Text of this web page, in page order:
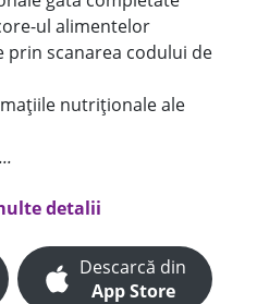
ul alimentelor
prin scanarea codului de
nutriționale ale
detalii
Descarcă din
App Store